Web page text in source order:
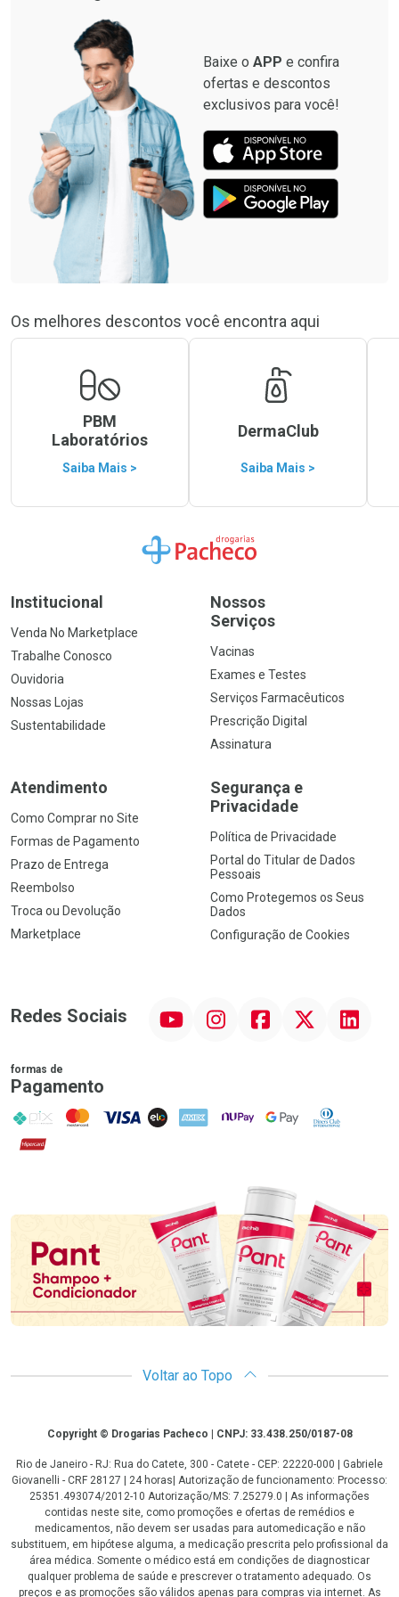
Baixe o APP e confira
ofertas e descontos
exclusivos para você!
Os melhores descontos você encontra aqui
PBM
Laboratórios
Saiba Mais >
DermaClub
Saiba Mais >
Ir para a Home
Institucional
Venda No Marketplace
Trabalhe Conosco
Ouvidoria
Nossas Lojas
Sustentabilidade
Nossos
Serviços
Vacinas
Exames e Testes
Serviços Farmacêuticos
Prescrição Digital
Assinatura
Atendimento
Como Comprar no Site
Formas de Pagamento
Prazo de Entrega
Reembolso
Troca ou Devolução
Marketplace
Segurança e
Privacidade
Política de Privacidade
Portal do Titular de Dados
Pessoais
Como Protegemos os Seus
Dados
Configuração de Cookies
Redes Sociais InstagramFacebook Linkedin
formas de
Pagamento
PIX MasterCard
VISA ELO AMEX NuPay Google PayDiners Club
Hipercard
Promoção em Destaque
Voltar ao Topo
CopyrightCopyright © Drogarias Pacheco | CNPJ: 33.438.250/0187-08
Rio de Janeiro - RJ: Rua do Catete, 300 - Catete - CEP: 22220-000 | Gabriele
Giovanelli - CRF 28127 | 24 horas| Autorização de funcionamento: Processo:
25351.493074/2012-10 Autorização/MS: 7.25279.0 | As informações
contidas neste site, como promoções e ofertas de remédios e
medicamentos, não devem ser usadas para automedicação e não
substituem, em hipótese alguma, a medicação prescrita pelo profissional da
área médica. Somente o médico está em condições de diagnosticar
qualquer problema de saúde e prescrever o tratamento adequado. Os
preços e as promoções são válidos apenas para compras via internet. As